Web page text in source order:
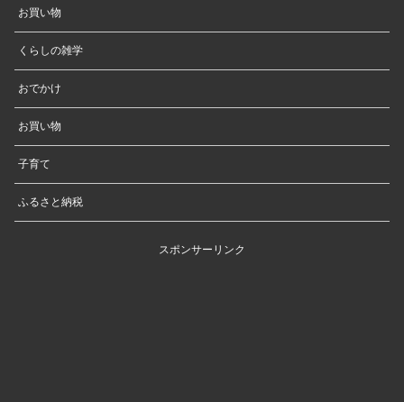
お買い物
くらしの雑学
おでかけ
お買い物
子育て
ふるさと納税
スポンサーリンク